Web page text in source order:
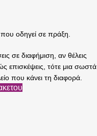
που οδηγεί σε πράξη.
σε διαφήμιση, αν θέλεις
επισκέψεις, τότε μια σωστά
που κάνει τη διαφορά.